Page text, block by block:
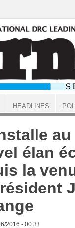
élan
la
2016 - 00:33
HEADLINES